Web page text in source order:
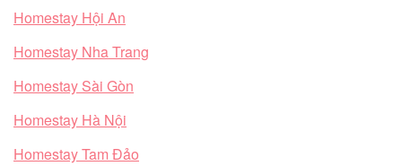
Homestay Hội An
Homestay Nha Trang
Homestay Sài Gòn
Homestay Hà Nội
Homestay Tam Đảo